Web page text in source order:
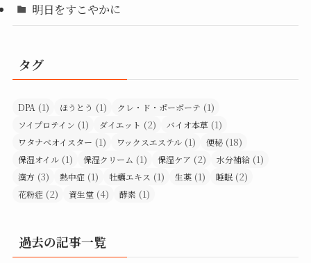
明日をすこやかに
タグ
DPA (1) ほうとう (1) クレ・ド・ポーボーテ (1)
ソイプロテイン (1) ダイエット (2) バイオ本草 (1)
ワタナベオイスター (1) ワックスエステル (1) 便秘 (18)
保湿オイル (1) 保湿クリーム (1) 保湿ケア (2) 水分補給 (1)
漢方 (3) 熱中症 (1) 牡蠣エキス (1) 生薬 (1) 睡眠 (2)
花粉症 (2) 資生堂 (4) 酵素 (1)
過去の記事一覧